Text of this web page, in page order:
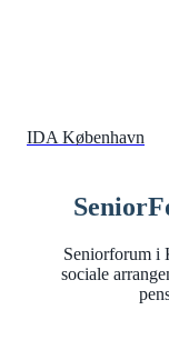
IDA København
Seniorforum i
sociale